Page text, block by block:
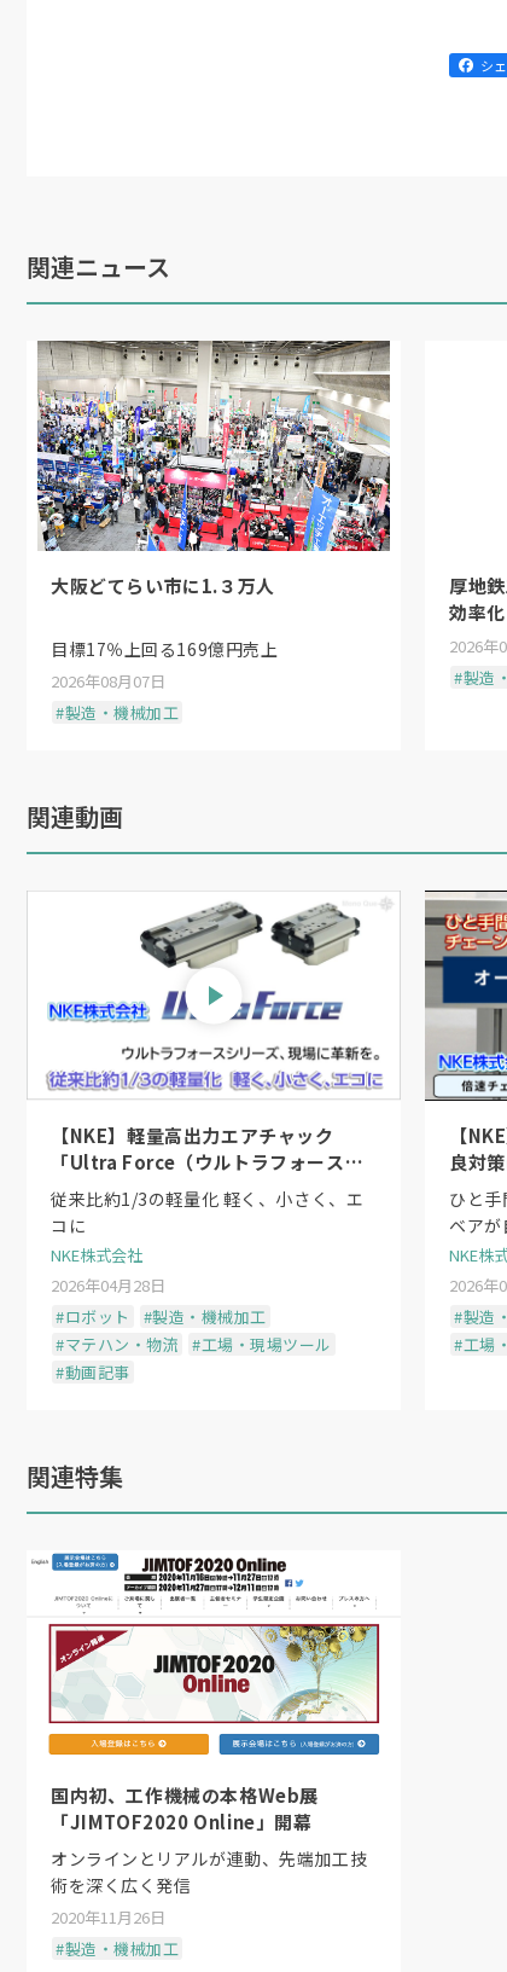
シ
関連ニュース
大阪どてらい市に1.３万人
目標17％上回る169億円売上
2026年08月07日
#製造・機械加工
厚地
効率化
2026年
#製造
関連動画
【NKE】軽量高出力エアチャック
「Ultra Force（ウルトラフォース）
シリーズ」〜日本初のシーケンスシリ
ンダ機構
従来比約1/3の軽量化 軽く、小さく、エ
コに
NKE株式会社
2026年04月28日
#ロボット
#製造・機械加工
#マテハン・物流
#工場・現場ツール
#動画記事
【
良対
ひと
ベア
NKE株
2026年
#製造
#工場
関連特集
国内初、工作機械の本格Web展
「JIMTOF2020 Online」開幕
オンラインとリアルが連動、先端加工技
術を深く広く発信
2020年11月26日
#製造・機械加工